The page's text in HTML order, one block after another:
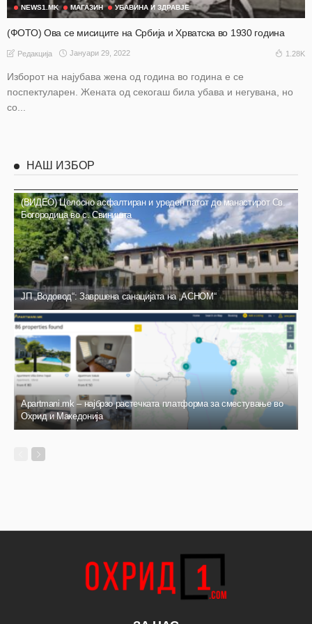
NEWS1.MK МАГАЗИН УБАВИНА И ЗДРАВЈЕ
(ФОТО) Ова се мисиците на Србија и Хрватска во 1930 година
Редакција Јануари 29, 2022 1.28K
Изборот на најубава жена од година во година е се
поспектуларен. Жената од секогаш била убава и негувана, но
со...
НАШ ИЗБОР
(ВИДЕО) Целосно асфалтиран и уреден патот до манастирот Св.
Богородица во с. Свиништа
ЈП „Водовод“: Завршена санацијата на „АСНОМ“
Apartmani.mk – најбрзо растечката платформа за сместување во
Охрид и Македонија